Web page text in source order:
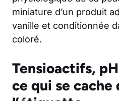
miniature d’un produit
vanille et conditionnée
coloré.
Tensioactifs,
ce qui se cache